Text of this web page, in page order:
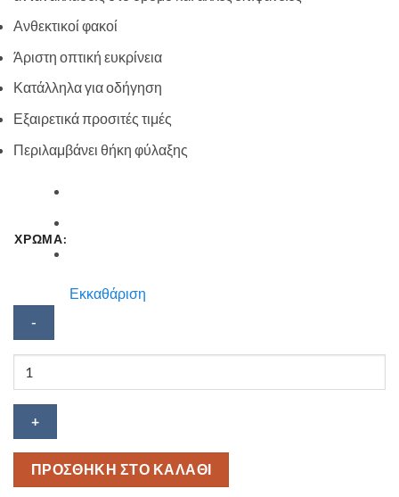
Ανθεκτικοί φακοί
Άριστη οπτική ευκρίνεια
Κατάλληλα για οδήγηση
Εξαιρετικά προσιτές τιμές
Περιλαμβάνει θήκη φύλαξης
ΧΡΩΜΑ:
Εκκαθάριση
ZIPPO
OB-
ποσότητα
ΠΡΟΣΘΗΚΗ ΣΤΟ ΚΑΛΑΘΙ